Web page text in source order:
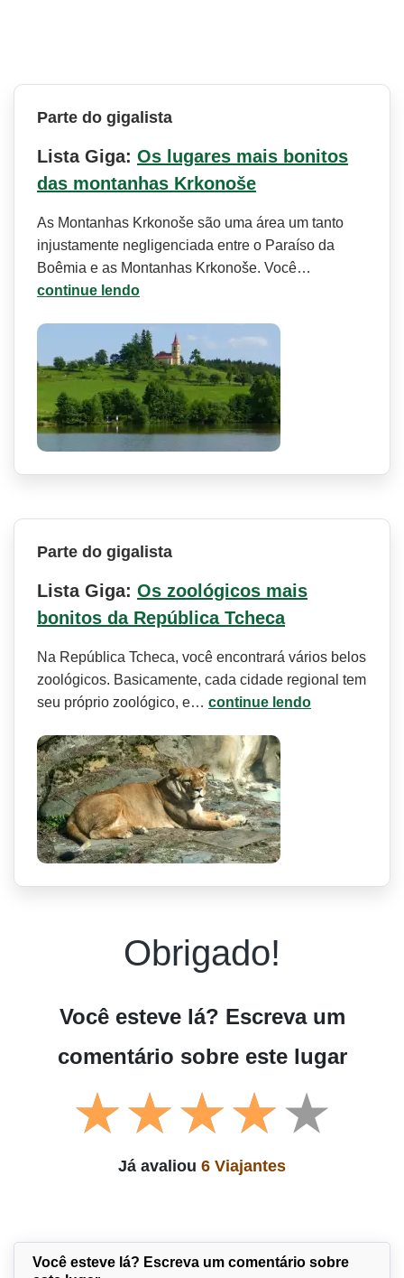
Parte do gigalista
Lista Giga: Os lugares mais bonitos
das montanhas Krkonoše
As Montanhas Krkonoše são uma área um tanto
injustamente negligenciada entre o Paraíso da
Boêmia e as Montanhas Krkonoše. Você…
continue lendo
Parte do gigalista
Lista Giga: Os zoológicos mais
bonitos da República Tcheca
Na República Tcheca, você encontrará vários belos
zoológicos. Basicamente, cada cidade regional tem
seu próprio zoológico, e… continue lendo
Obrigado!
Você esteve lá? Escreva um
comentário sobre este lugar
Já avaliou 6 Viajantes
Você esteve lá? Escreva um comentário sobre